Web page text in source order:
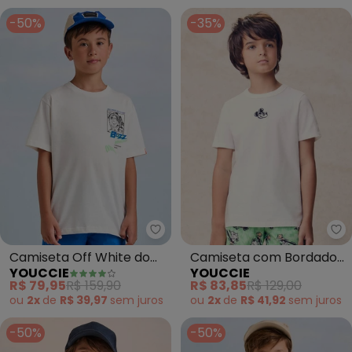
-50%
Youccie - Camiseta Off White
Camiseta Off White do
Buzz Lightyear (Pérola)
YOUCCIE
R$ 79,95R$ 159,90
ou 2x de R$ 39,97 sem juros
-35%
Camiseta com Bordado
do Mickey (Branco)
YOUCCIE
R$ 83,85R$ 129,00
ou 2x de R$ 41,92 sem juros
-50% -50%